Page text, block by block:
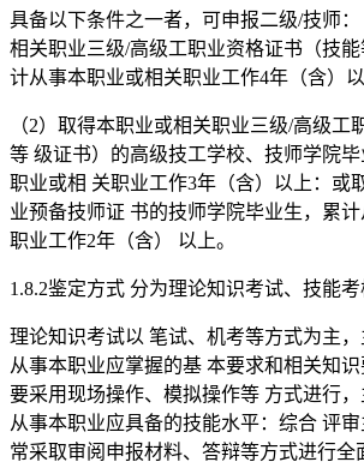
具备以下条件之一者，可申报二级/技师
相关职业三级/高级工职业资格证书（技
计从事本职业或相关职业工作4年（含）以
（2）取得本职业或相关职业三级/高级工
等 级证书）的高级技工学校、技师学院
职业或相 关职业工作3年（含）以上：或
业预备技师证 书的技师学院毕业生，累
职业工作2年（含） 以上。
1.8.2鉴定方式 分为理论知识考试、技能考
理论知识考试以 笔试、机考等方式为主
从事本职业应掌握的基 本要求和相关知
要采用现场操作、模拟操作等 方式进行
从事本职业应具备的技能水平：综合 评
常采取审阅申报材料、答辩等方式进行全